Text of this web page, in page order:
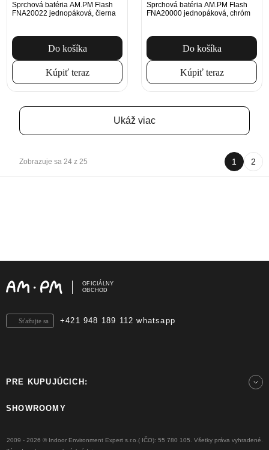
Sprchová batéria AM.PM Flash
FNA20022 jednopáková, čierna
Do košíka
Kúpiť teraz
Sprchová batéria AM.PM Flash
FNA20000 jednopáková, chróm
Do košíka
Kúpiť teraz
Ukáž viac
Zobrazuje sa 24 z 25 1 2
OFICIÁLNY
OBCHOD
+421 948 189 112 whatsapp
Sťažujte sa
PRE KUPUJÚCICH:
SHOWROOMY
2009 - 2026 © Indoor Environment Expert s.r.o.( IČO): 55 780 105. Všetky práva vyhradené.